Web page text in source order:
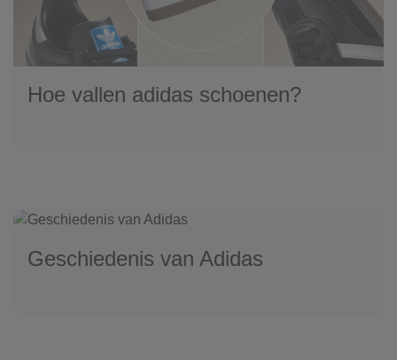
Hoe vallen adidas schoenen?
Geschiedenis van Adidas